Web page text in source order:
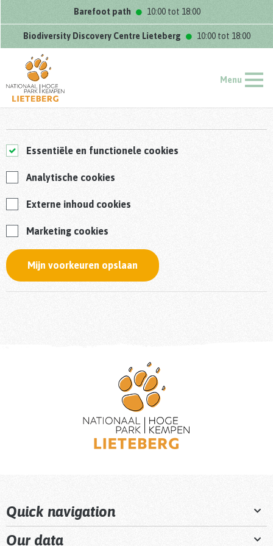
Barefoot path 10:00 tot 18:00
Biodiversity Discovery Centre Lieteberg 10:00 tot 18:00
Menu
Essentiële en functionele cookies
Analytische cookies
Externe inhoud cookies
Marketing cookies
Mijn voorkeuren opslaan
Quick navigation
Our data